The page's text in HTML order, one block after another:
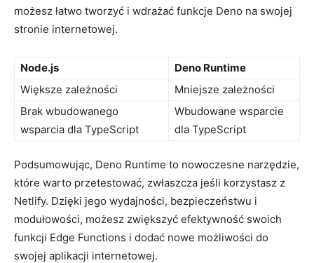
możesz ⁣łatwo tworzyć i wdrażać⁣ funkcje Deno ​na swojej
stronie​ internetowej.
Node.js
Deno Runtime
Większe zależności
Mniejsze zależności
Brak wbudowanego⁤
wsparcia dla TypeScript
Wbudowane⁢ wsparcie
⁤dla TypeScript
Podsumowując,‌ Deno Runtime to nowoczesne narzędzie,
które warto przetestować, ‌zwłaszcza ⁤jeśli korzystasz ‍z
Netlify.⁣ Dzięki jego wydajności,​ bezpieczeństwu i
modułowości,​ możesz‌ zwiększyć ​efektywność swoich‍
funkcji Edge Functions i dodać nowe możliwości do
swojej aplikacji internetowej.